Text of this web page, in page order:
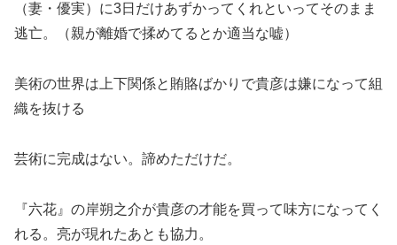
（妻・優実）に3日だけあずかってくれといってそのまま
逃亡。（親が離婚で揉めてるとか適当な嘘）
美術の世界は上下関係と賄賂ばかりで貴彦は嫌になって組
織を抜ける
芸術に完成はない。諦めただけだ。
『六花』の岸朔之介が貴彦の才能を買って味方になってく
れる。亮が現れたあとも協力。